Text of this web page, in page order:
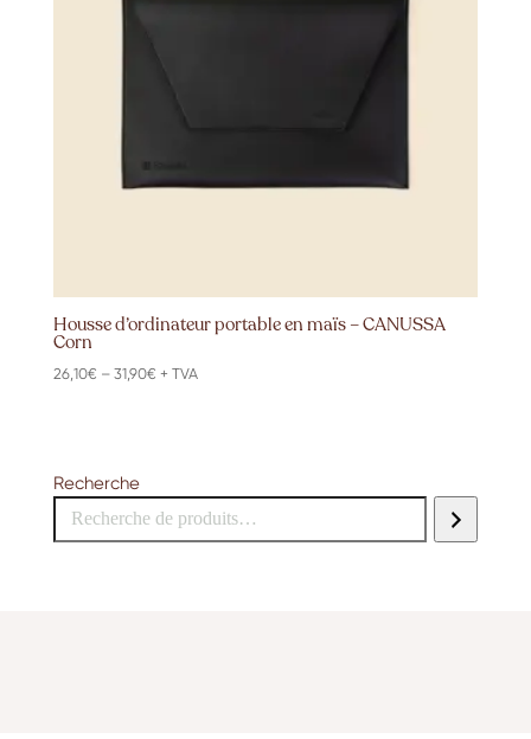
Housse d’ordinateur portable en maïs – CANUSSA
Corn
26,10€ – 31,90€Price
+ TVA
Recherche